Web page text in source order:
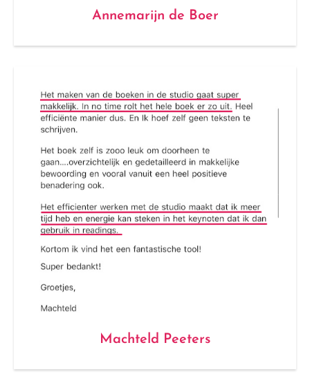
Annemarijn de Boer
Machteld Peeters